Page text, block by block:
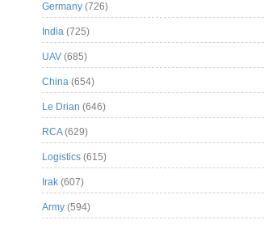
Germany (726)
India (725)
UAV (685)
China (654)
Le Drian (646)
RCA(629)
Logistics (615)
Irak (607)
Army (594)